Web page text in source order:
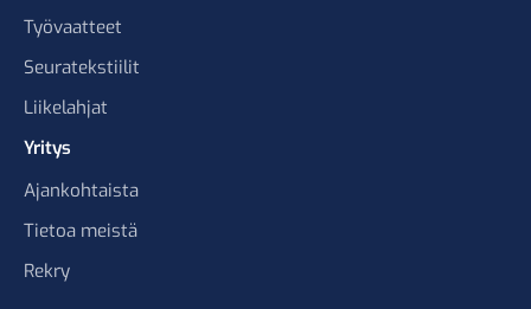
Työvaatteet
Seuratekstiilit
Liikelahjat
Yritys
Ajankohtaista
Tietoa meistä
Rekry